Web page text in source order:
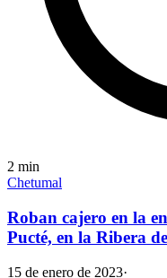
2 min
Chetumal
Roban cajero en la
Pucté, en la Ribera
15 de enero de 2023·